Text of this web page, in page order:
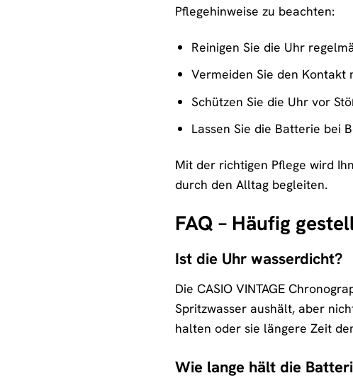
Pflegehinweise zu beachten:
Reinigen Sie die Uhr
Vermeiden Sie den Kontakt
Schützen Sie die Uhr vor
Lassen Sie die Batterie bei
Mit der richtigen Pflege wird
durch den Alltag begleiten.
FAQ – Häufig
Ist die Uhr wasserdicht?
Die CASIO VINTAGE
Spritzwasser aushält, aber
halten oder sie längere Zeit
Wie lange hält die